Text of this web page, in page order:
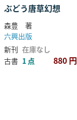
ぶどう唐草幻想
森豊 著
六興出版
新刊 在庫なし
古書 1 点 880 円